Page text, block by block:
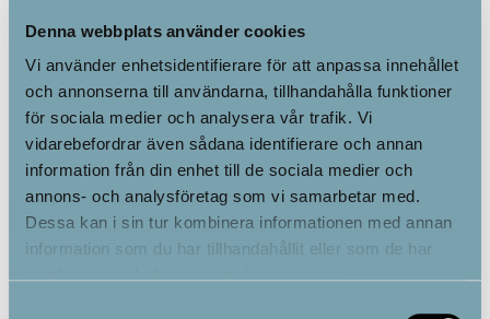
Denna webbplats använder cookies
Vi använder enhetsidentifierare för att anpassa innehållet
och annonserna till användarna, tillhandahålla funktioner
för sociala medier och analysera vår trafik. Vi
vidarebefordrar även sådana identifierare och annan
information från din enhet till de sociala medier och
annons- och analysföretag som vi samarbetar med.
Dessa kan i sin tur kombinera informationen med annan
information som du har tillhandahållit eller som de har
Fotstöd till rödljuslampa
1500 w